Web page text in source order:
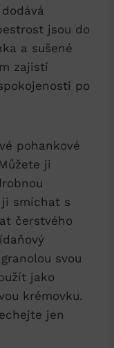
jsou do
a sušené
zajistí
po
pohankové
ji
ji smíchat s
čerstvého
svou
jako
krémovku.
jen